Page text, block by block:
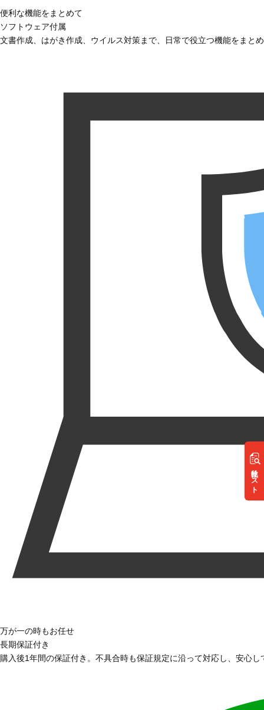
リスト
便利な機能をまとめて
ソフトウェア付属
文書作成、はがき作成、ウイルス対策まで、日常で役立つ機能をまと
万が一の時もお任せ
長期保証付き
購入後1年間の保証付き。不具合時も保証規定に沿って対応し、安心